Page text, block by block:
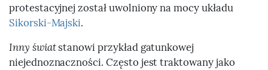
protestacyjnej został uwolniony na mocy układu
Sikorski-Majski.
Inny światstanowi przykład gatunkowej
niejednoznaczności. Często jest traktowany jako